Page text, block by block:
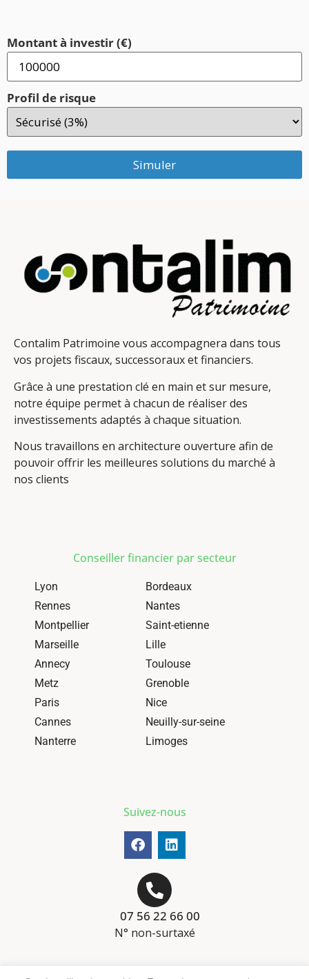
Montant à investir (€)
Profil de risque
Simuler
Contalim Patrimoine vous accompagnera dans tous
vos projets fiscaux, successoraux et financiers.
Grâce à une prestation clé en main et sur mesure,
notre équipe permet à chacun de réaliser des
investissements adaptés à chaque situation.
Nous travaillons en architecture ouverture afin de
pouvoir offrir les meilleures solutions du marché à
nos clients
Conseiller financier par secteur
Lyon
Bordeaux
Rennes
Nantes
Montpellier
Saint-etienne
Marseille
Lille
Annecy
Toulouse
Metz
Grenoble
Paris
Nice
Cannes
Neuilly-sur-seine
Nanterre
Limoges
Suivez-nous
07 56 22 66 00
N° non-surtaxé